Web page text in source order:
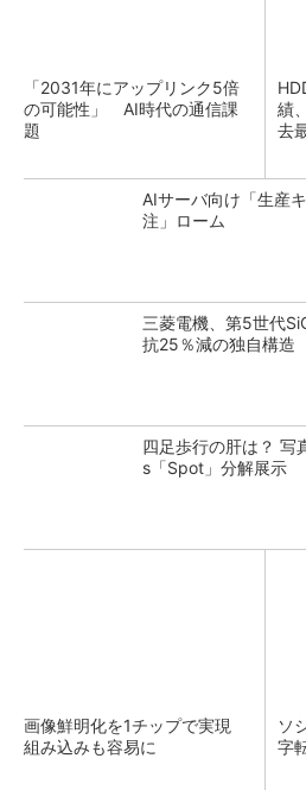
「2031年にアップリンク5倍
の可能性」 AI時代の通信課
題
績
去
AIサーバ向け「生産
注」ローム
三菱電機、第5世代
抗25％減の独自構造
四足歩行の肝は？ 写
s「Spot」分解展示
画像鮮明化を1チップで実現
組み込みも容易に
ソ
字